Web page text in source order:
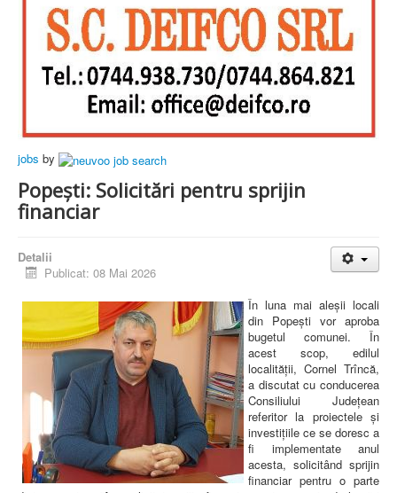
jobs by
Popești: Solicitări pentru sprijin
financiar
Detalii
Publicat: 08 Mai 2026
În luna mai aleșii locali
din Popești vor aproba
bugetul comunei. În
acest scop, edilul
localității, Cornel Trîncă,
a discutat cu conducerea
Consiliului Județean
referitor la proiectele și
investițiile ce se doresc a
fi implementate anul
acesta, solicitând sprijin
financiar pentru o parte